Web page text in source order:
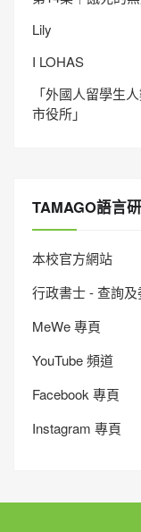
Lily
I LOHAS
「外國人留學生
市役所」
TAMAGO語言
本校官方網站
行政書士 - 查詢
MeWe 專頁
YouTube 頻道
Facebook 專頁
Instagram 專頁